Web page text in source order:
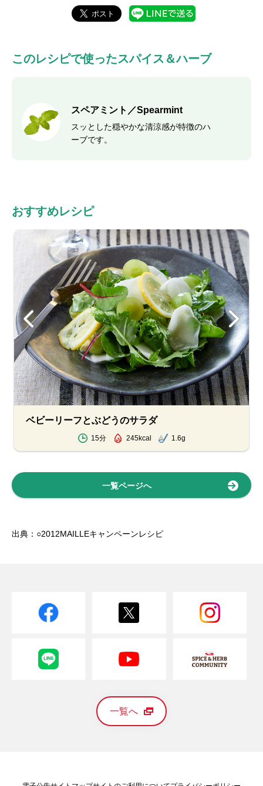
このレシピで使ったスパイス＆ハーブ
スペアミント／Spearmint
スッとした穏やかな清涼感が特徴のハ
ーブです。
おすすめレシピ
ベビーリーフとぶどうのサラダ
15分 245kcal 1.6g
一覧ページへ
出典：○2012MAILLEキャンペーンレシピ
一覧へ